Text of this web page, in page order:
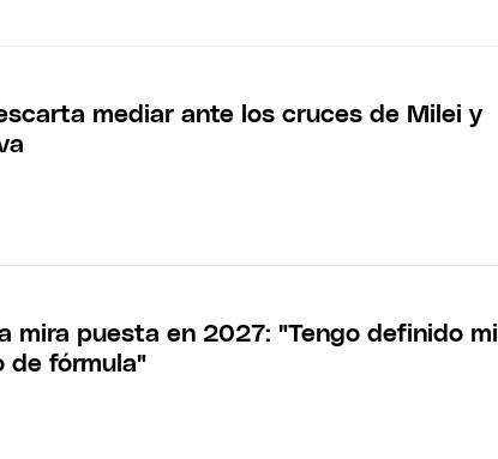
mediar ante los cruces de Milei y
mira puesta en 2027: "Tengo definido mi
de fórmula"